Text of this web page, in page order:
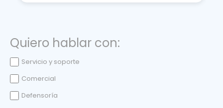
Quiero hablar con:
Quiero
hablar
con:
(Required)
Servicio y soporte
Comercial
Defensoría